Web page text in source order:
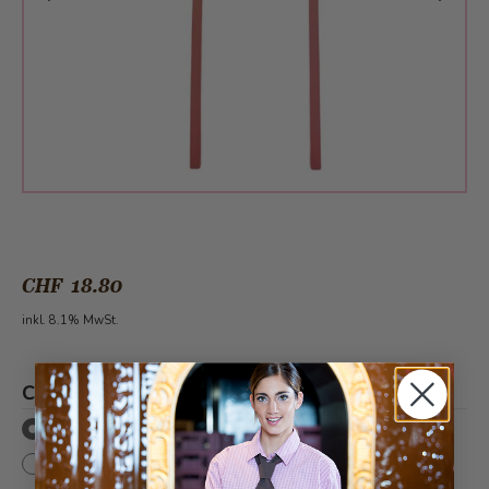
CHF 18.80
inkl. 8.1% MwSt.
Caketopper
Caketopper auf Torte (Torte ist separat im Warenkorb)
Ohne Torte